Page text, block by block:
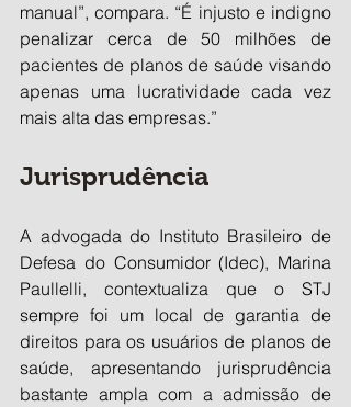
manual”, compara. “É injusto e indigno
penalizar cerca de 50 milhões de
pacientes de planos de saúde visando
apenas uma lucratividade cada vez
mais alta das empresas.”
Jurisprudência
A advogada do Instituto Brasileiro de
Defesa do Consumidor (Idec), Marina
Paullelli, contextualiza que o STJ
sempre foi um local de garantia de
direitos para os usuários de planos de
saúde, apresentando jurisprudência
bastante ampla com a admissão de